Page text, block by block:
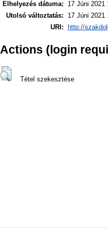
Elhelyezés dátuma:
17 Júni 2021
Utolsó változtatás:
17 Júni 2021
URI:
http://
Actions (login
Tétel szekesztése